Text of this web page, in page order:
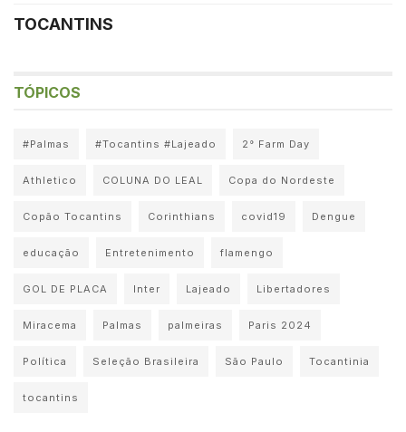
TOCANTINS
TÓPICOS
#Palmas #Tocantins #Lajeado 2° Farm Day
Athletico COLUNA DO LEAL Copa do Nordeste
Copão Tocantins Corinthians covid19 Dengue
educação Entretenimento flamengo
GOL DE PLACA Inter Lajeado Libertadores
Miracema Palmas palmeiras Paris 2024
Política Seleção Brasileira São Paulo Tocantinia
tocantins